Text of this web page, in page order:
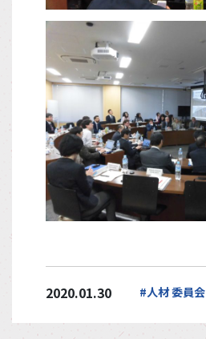
2020.01.30 #人材 委員会